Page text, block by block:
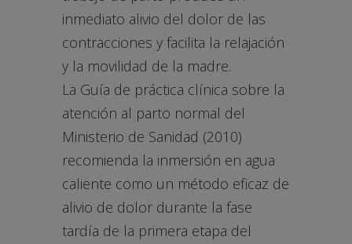
inmediato alivio del dolor de las
contracciones y facilita la relajación
y la movilidad de la madre.
La Guía de práctica clínica sobre la
atención al parto normal del
Ministerio de Sanidad (2010)
recomienda la inmersión en agua
caliente como un método eficaz de
alivio de dolor durante la fase
tardía de la primera etapa del